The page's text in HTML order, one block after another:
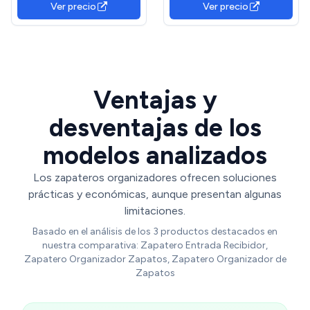
Talla 45 EU, Blanco
(BLANCO, 12 UNIDADES)
Ver precio
Ajustable,Adecuada para
Mujeres y Hombres,Ahorra
Ver precio
Ventajas y
desventajas de los
modelos analizados
Los zapateros organizadores ofrecen soluciones
prácticas y económicas, aunque presentan algunas
limitaciones.
Basado en el análisis de los 3 productos destacados en
nuestra comparativa: Zapatero Entrada Recibidor,
Zapatero Organizador Zapatos, Zapatero Organizador de
Zapatos